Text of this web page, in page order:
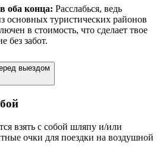
оба конца: Расслабься, ведь
основных туристических районов
в стоимость, что сделает твое
без забот.
выездом
взять с собой шляпу и/или
очки для поездки на воздушной